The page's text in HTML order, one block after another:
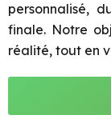
personnalisé,
finale. Notre
réalité, tout en